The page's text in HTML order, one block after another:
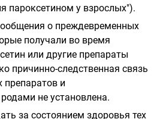
пароксетином у взрослых").
о преждевременных
получали во время
или другие препараты
причинно-следственная связь
и
не установлена.
за состоянием здоровья тех